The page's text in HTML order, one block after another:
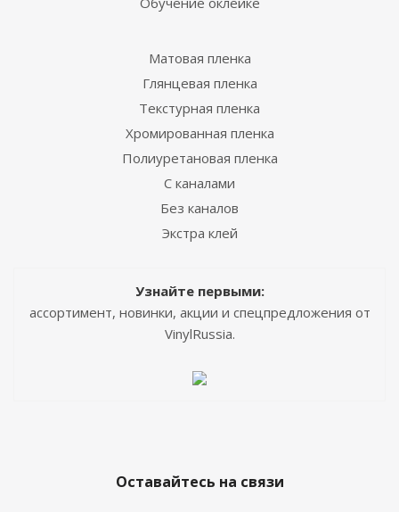
Матовая пленка
Глянцевая пленка
Текстурная пленка
Хромированная пленка
Полиуретановая пленка
С каналами
Без каналов
Экстра клей
Узнайте первыми:
ассортимент, новинки, акции и спецпредложения от
VinylRussia.
Оставайтесь на связи